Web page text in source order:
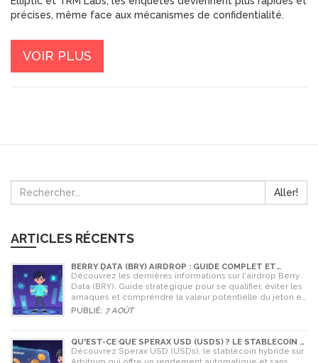
précises, même face aux mécanismes de confidentialité.
VOIR PLUS
Aller!
ARTICLES RÉCENTS
BERRY DATA (BRY) AIRDROP : GUIDE COMPLET ET
STRATÉGIES POUR NE RIEN RATER
Découvrez les dernières informations sur l'airdrop Berry
Data (BRY). Guide stratégique pour se qualifier, éviter les
arnaques et comprendre la valeur potentielle du jeton en
2026.
PUBLIÉ: 7 AOÛT
QU'EST-CE QUE SPERAX USD (USDS) ? LE STABLECOIN À
RENDEMENT AUTOMATIQUE
Découvrez Sperax USD (USDs), le stablecoin hybride sur